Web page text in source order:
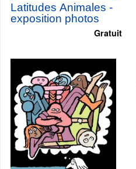
Latitudes Animales -
exposition photos
Gratuit